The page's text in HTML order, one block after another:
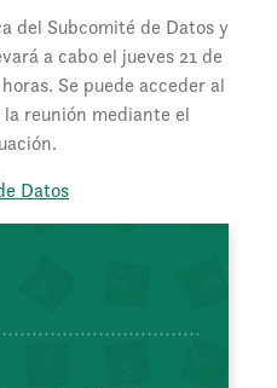
del Subcomité de Datos y
a cabo el jueves 21 de
Se puede acceder al
reunión mediante el
Datos